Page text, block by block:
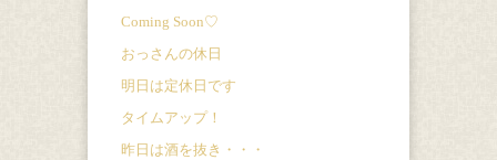
Coming Soon♡
おっさんの休日
明日は定休日です
タイムアップ！
昨日は酒を抜き・・・